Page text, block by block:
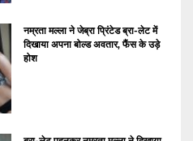
नम्रता मल्ला ने जेब्रा प्रिंटेड ब्रा-लेट में
दिखाया अपना बोल्ड अवतार, फैंस के उड़े
होश